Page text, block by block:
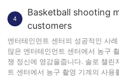
4
Basketball shooting
customers
엔터테인먼트 센터의 성공적인 사례
많은 엔터테인먼트 센터에서 농구
쟁 정신에 영감을줍니다. 솔로 챌린
트 센터에서 농구 촬영 기계의 사